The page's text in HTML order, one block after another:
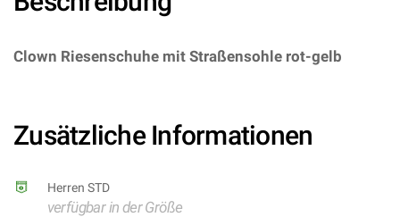
Clown Riesenschuhe mit Straßensohle rot-gelb
Zusätzliche Informationen
Herren STD
verfügbar in der Größe